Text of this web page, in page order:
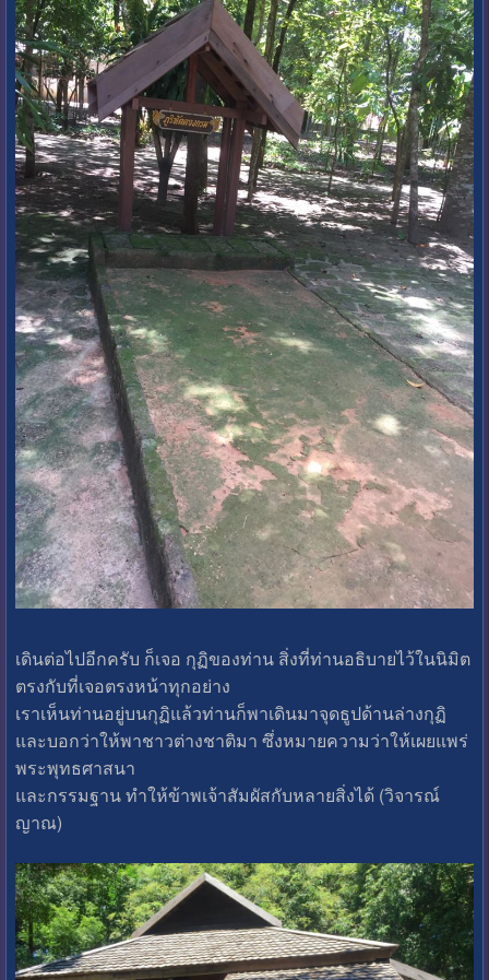
เดินต่อไปอีกครับ ก็เจอ กุฏิของท่าน สิ่งที่ท่านอธิบายไว้ในนิมิต
ตรงกับที่เจอตรงหน้าทุกอย่าง
เราเห็นท่านอยู่บนกุฏิแล้วท่านก็พาเดินมาจุดธูปด้านล่างกุฏิ
และบอกว่าให้พาชาวต่างชาติมา ซึ่งหมายความว่าให้เผยแพร่
พระพุทธศาสนา
และกรรมฐาน ทำให้ข้าพเจ้าสัมผัสกับหลายสิ่งได้ (วิจารณ์
ญาณ)